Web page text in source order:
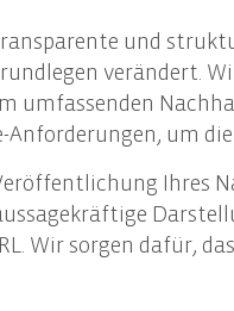
und
verändert.
umfassenden
Anforderungen, um
Ihres
Wir sorgen dafür,